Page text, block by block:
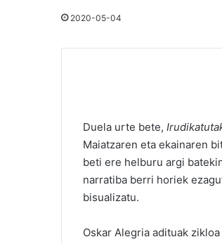
2020-05-04
Duela urte bete,
Maiatzaren eta ekainaren
beti ere helburu argi
narratiba berri horiek
bisualizatu.
Oskar Alegria adituak